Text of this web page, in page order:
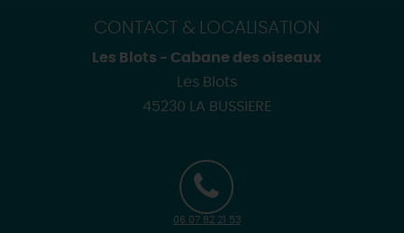
CONTACT & LOCALISATION
Les Blots - Cabane des oiseaux
Les Blots
45230 LA BUSSIERE
06 07 82 21 53